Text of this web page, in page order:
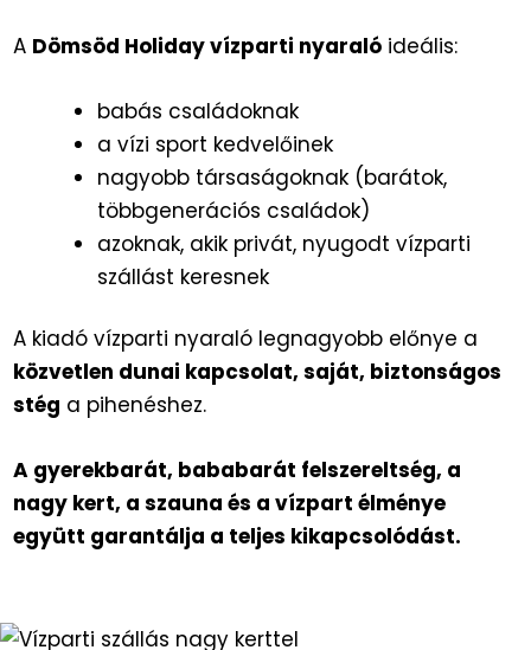
A Dömsöd Holiday vízparti nyaraló ideális:
babás családoknak
a vízi sport kedvelőinek
nagyobb társaságoknak (barátok,
többgenerációs családok)
azoknak, akik privát, nyugodt vízparti
szállást keresnek
A kiadó vízparti nyaraló legnagyobb előnye a
közvetlen dunai kapcsolat, saját, biztonságos
stég a pihenéshez.
A gyerekbarát, bababarát felszereltség, a
nagy kert, a szauna és a vízpart élménye
együtt garantálja a teljes kikapcsolódást.